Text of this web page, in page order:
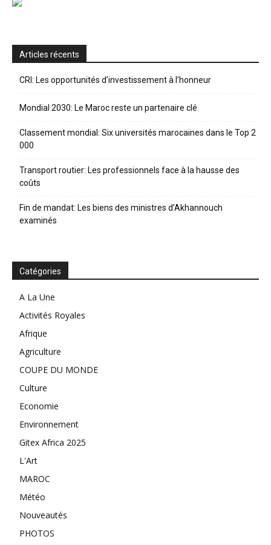
Articles récents
CRI: Les opportunités d’investissement à l’honneur
Mondial 2030: Le Maroc reste un partenaire clé
Classement mondial: Six universités marocaines dans le Top 2
000
Transport routier: Les professionnels face à la hausse des
coûts
Fin de mandat: Les biens des ministres d’Akhannouch
examinés
Catégories
A La Une
Activités Royales
Afrique
Agriculture
COUPE DU MONDE
Culture
Economie
Environnement
Gitex Africa 2025
L'Art
MAROC
Météo
Nouveautés
PHOTOS